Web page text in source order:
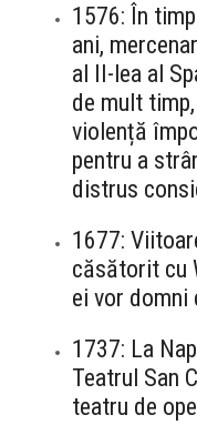
1576: În
ani,
al II-lea al
de mult
violență
pentru a
distrus
1677:
căsătorit cu
ei vor domni
1737: La
Teatrul San
teatru de